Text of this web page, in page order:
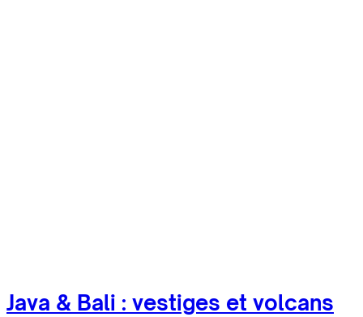
Java & Bali : vestiges et volcans